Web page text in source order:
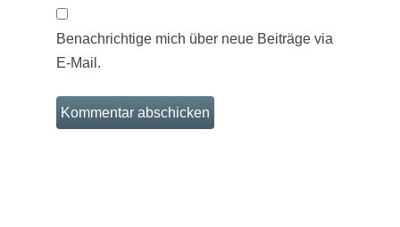
Benachrichtige mich über neue Beiträge via
E-Mail.